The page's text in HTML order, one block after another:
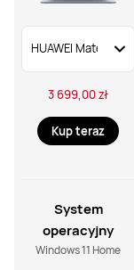
3 699,00 zł
Kup teraz
System
operacyjny
Windows 11 Home